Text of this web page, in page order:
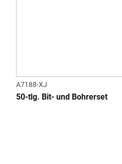
A7188-XJ
50-tlg. Bit- und Bohrerset